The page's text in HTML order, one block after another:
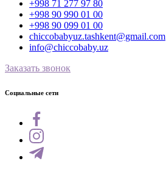
+998 71 277 97 80
+998 90 990 01 00
+998 90 099 01 00
chiccobabyuz.tashkent@gmail.com
info@chiccobaby.uz
Заказать звонок
Социальные сети